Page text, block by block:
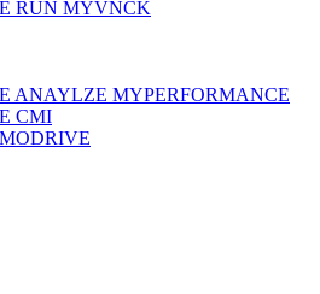
RUN MYVNCK
ANAYLZE MYPERFORMANCE
CMI